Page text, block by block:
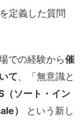
定義した質問
での経験から催
て、「無意識と
（ソート・イン
）
という新し